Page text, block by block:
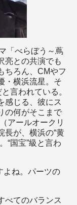
「べらぼう～蔦
亮との共演でも
ちろん、CMやフ
・横浜流星。そ
言われている。
感じる、彼にス
の何がそこまで
アールオークリ
長が、横浜の“黄
“国宝”級と言わ
よね。パーツの
べてのバランス